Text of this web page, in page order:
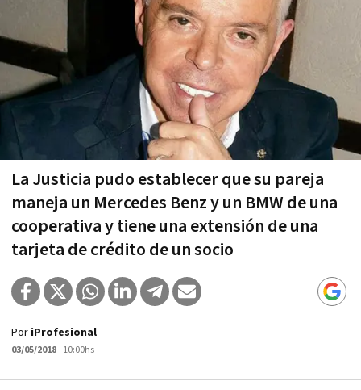
La Justicia pudo establecer que su pareja
maneja un Mercedes Benz y un BMW de una
cooperativa y tiene una extensión de una
tarjeta de crédito de un socio
Por iProfesional
03/05/2018- 10:00hs